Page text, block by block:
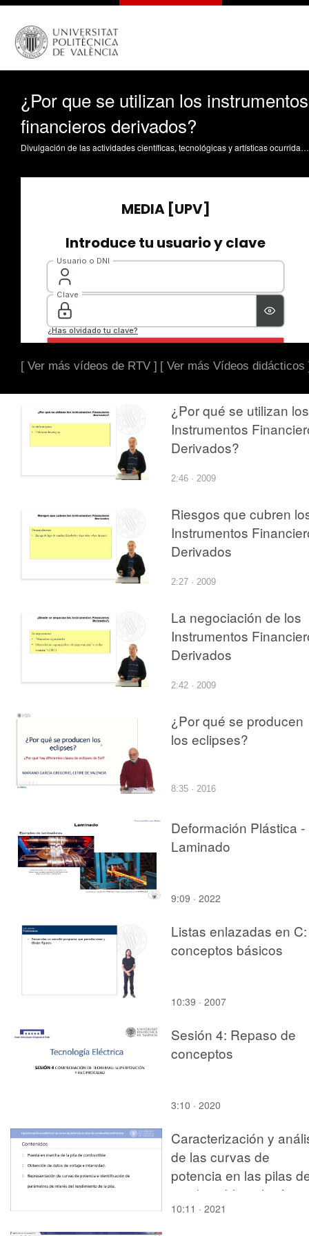
¿Por que se utilizan los instrumentos
financieros derivados?
Divulgación de las actividades científicas, tecnológicas y artísticas ocurridas en los tres campus de la UPV
[ Ver más vídeos de RTV ] [ Ver más Vídeos didácticos
¿Por qué se utilizan los
Instrumentos
Derivados?
2:46 · 2009
Riesgos que cubren
Instrumentos
Derivados
2:27 · 2009
La negociación de los
Instrumentos
Derivados
2:42 · 2009
¿Por qué se producen
los eclipses?
8:35 · 2016
Deformación Plástica -
Laminado
9:09 · 2022
Listas enlazadas en C:
conceptos básicos
10:39 · 2007
Sesión 4: Repaso de
conceptos
3:10 · 2020
Caracterización y
de las curvas de
potencia en las pilas
combustible
10:11 · 2021